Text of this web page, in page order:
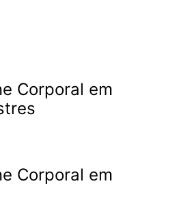
Corporal em
Corporal em